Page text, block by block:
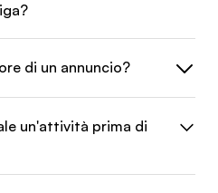
di un annuncio?
un'attività prima di